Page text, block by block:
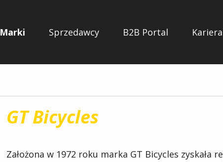
Marki Sprzedawcy B2B Portal Kariera
GT Bicycles
Założona w 1972 roku marka GT Bicycles